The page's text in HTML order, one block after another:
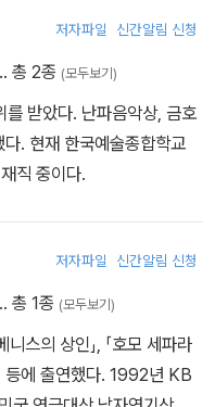
저자파일 신간알림 신청
총 2종 (모두보기)
받았다. 난파음악상, 금호
. 현재 한국예술종합학교
직 중이다.
저자파일 신간알림 신청
총 1종 (모두보기)
니스의 상인」, 「호모 세파라
」 등에 출연했다. 1992년 KB